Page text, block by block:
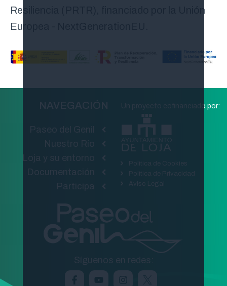
Resiliencia (PRTR), financiado por la Unión
Europea - NextGenerationEU.
NAVEGACIÓN
Paseo del Genil
Nuestro Río
Loja y su entorno
Documentación
Participa
Síguenos en redes:
Un proyecto cofinanciado por:
Política de Cookies
Política de Privacidad
Aviso Legal